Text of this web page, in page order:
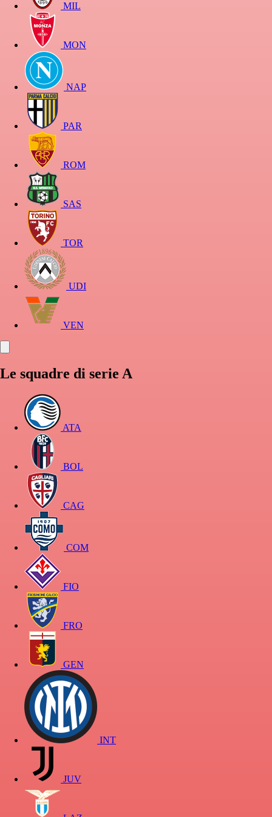
MIL
MON
NAP
PAR
ROM
SAS
TOR
UDI
VEN
Le squadre di serie A
ATA
BOL
CAG
COM
FIO
FRO
GEN
INT
JUV